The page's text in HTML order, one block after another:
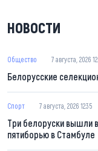
НОВОСТИ
Общество 7 августа, 2026
Белорусские
Спорт 7 августа, 2026 12:35
Три белоруски вышли
пятиборью в Стамбуле